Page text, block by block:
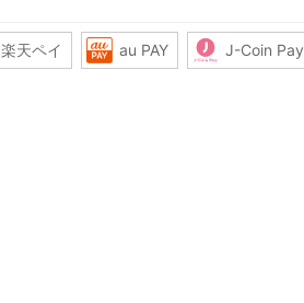
楽天ペイ au PAY J-Coin Pay